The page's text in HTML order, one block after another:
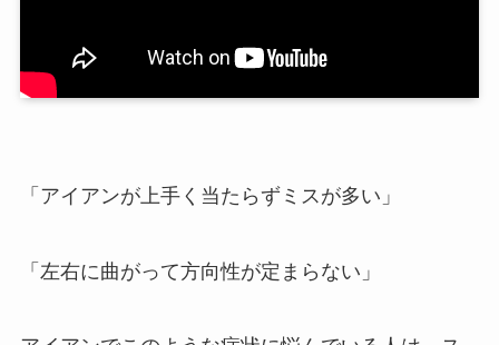
「アイアンが上手く当たらずミスが多い」
「左右に曲がって方向性が定まらない」